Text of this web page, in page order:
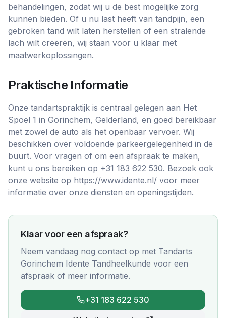
behandelingen, zodat wij u de best mogelijke zorg
kunnen bieden. Of u nu last heeft van tandpijn, een
gebroken tand wilt laten herstellen of een stralende
lach wilt creëren, wij staan voor u klaar met
maatwerkoplossingen.
Praktische Informatie
Onze tandartspraktijk is centraal gelegen aan Het
Spoel 1 in Gorinchem, Gelderland, en goed bereikbaar
met zowel de auto als het openbaar vervoer. Wij
beschikken over voldoende parkeergelegenheid in de
buurt. Voor vragen of om een afspraak te maken,
kunt u ons bereiken op +31 183 622 530. Bezoek ook
onze website op https://www.idente.nl/ voor meer
informatie over onze diensten en openingstijden.
Klaar voor een afspraak?
Neem vandaag nog contact op met Tandarts
Gorinchem Idente Tandheelkunde voor een
afspraak of meer informatie.
+31 183 622 530